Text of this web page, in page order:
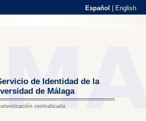
Español English
de Identidad de la
de Málaga
centralizada